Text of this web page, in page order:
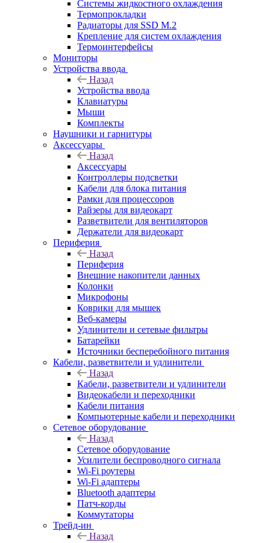
Системы жидкостного охлаждения
Термопрокладки
Радиаторы для SSD M.2
Крепление для систем охлаждения
Термоинтерфейсы
Мониторы
Устройства ввода
Назад
Устройства ввода
Клавиатуры
Мыши
Комплекты
Наушники и гарнитуры
Аксессуары
Назад
Аксессуары
Контроллеры подсветки
Кабели для блока питания
Рамки для процессоров
Райзеры для видеокарт
Разветвители для вентиляторов
Держатели для видеокарт
Периферия
Назад
Периферия
Внешние накопители данных
Колонки
Микрофоны
Коврики для мышек
Веб-камеры
Удлинители и сетевые фильтры
Батарейки
Источники бесперебойного питания
Кабели, разветвители и удлинители
Назад
Кабели, разветвители и удлинители
Видеокабели и переходники
Кабели питания
Компьютерные кабели и переходники
Сетевое оборудование
Назад
Сетевое оборудование
Усилители беспроводного сигнала
Wi-Fi роутеры
Wi-Fi адаптеры
Bluetooth адаптеры
Патч-корды
Коммутаторы
Трейд-ин
Назад